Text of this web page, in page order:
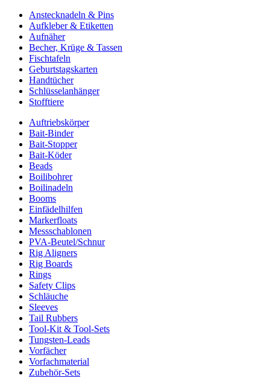
Anstecknadeln & Pins
Aufkleber & Etiketten
Aufnäher
Becher, Krüge & Tassen
Fischtafeln
Geburtstagskarten
Handtücher
Schlüsselanhänger
Stofftiere
Auftriebskörper
Bait-Binder
Bait-Stopper
Bait-Köder
Beads
Boilibohrer
Boilinadeln
Booms
Einfädelhilfen
Markerfloats
Messschablonen
PVA-Beutel/Schnur
Rig Aligners
Rig Boards
Rings
Safety Clips
Schläuche
Sleeves
Tail Rubbers
Tool-Kit & Tool-Sets
Tungsten-Leads
Vorfächer
Vorfachmaterial
Zubehör-Sets